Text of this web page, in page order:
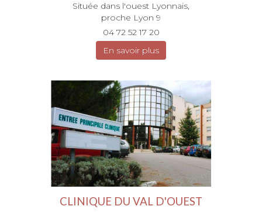
Située dans l'ouest Lyonnais,
proche Lyon 9
04 72 52 17 20
En savoir plus
CLINIQUE DU VAL D'OUEST